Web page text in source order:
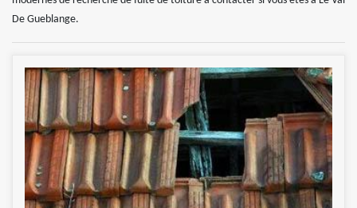
De Gueblange.